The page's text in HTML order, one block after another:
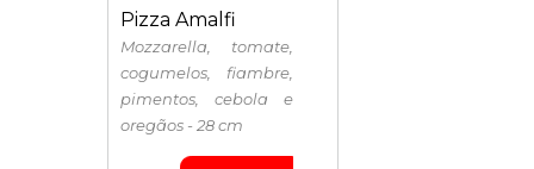
Pizza Amalfi
Mozzarella, tomate,
cogumelos, fiambre,
pimentos, cebola e
oregãos - 28 cm